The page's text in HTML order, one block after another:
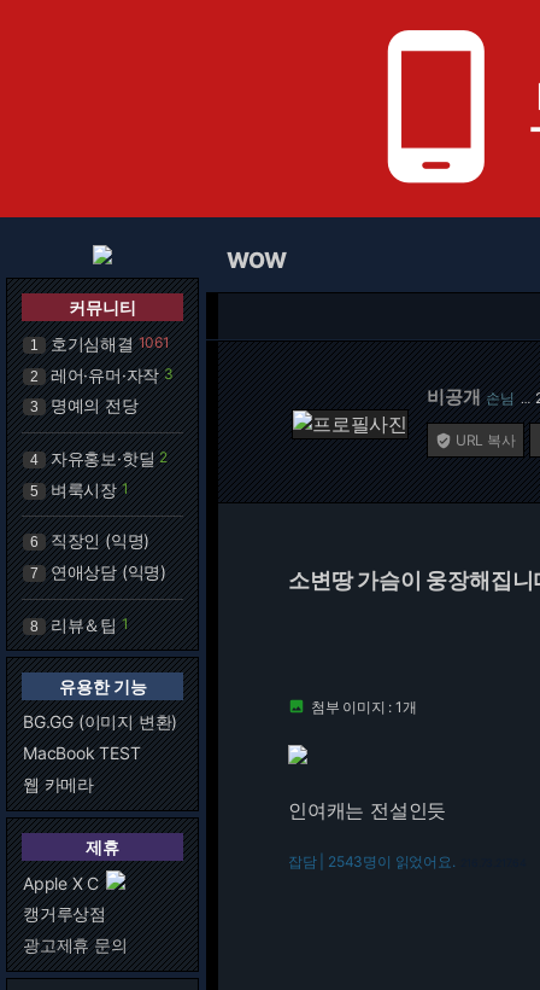
phone_android
커뮤니티
1 호기심해결 1061
2 레어·유머·자작 3
3 명예의 전당
4 자유홍보·핫딜 2
5 벼룩시장 1
6 직장인 (익명)
7 연애상담 (익명)
8 리뷰＆팁 1
유용한 기능
BG.GG (이미지 변환)
MacBook TEST
웹 카메라
제휴
Apple X C
캥거루상점
광고제휴 문의
WOW
비공개 손님 …
 URL 복사
소변땅 가슴이 웅장해집니
 첨부 이미지 : 1개
인여캐는 전설인듯
잡담 | 2543명이 읽었어요.